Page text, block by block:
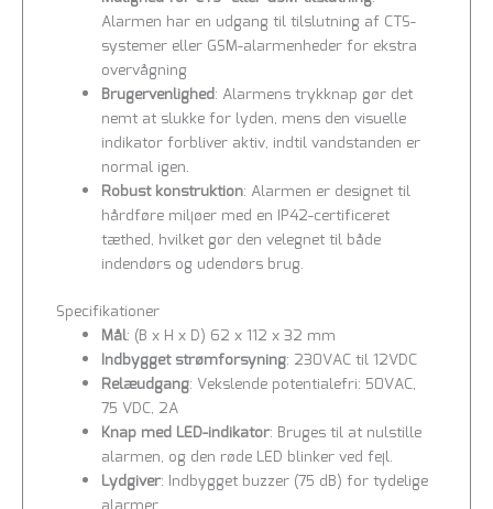
Alarmen har en udgang til tilslutning af CTS-
systemer eller GSM-alarmenheder for ekstra
overvågning
Brugervenlighed: Alarmens trykknap gør det
nemt at slukke for lyden, mens den visuelle
indikator forbliver aktiv, indtil vandstanden er
normal igen.
Robust konstruktion: Alarmen er designet til
hårdføre miljøer med en IP42-certificeret
tæthed, hvilket gør den velegnet til både
indendørs og udendørs brug.
Specifikationer
Mål: (B x H x D) 62 x 112 x 32 mm
Indbygget strømforsyning: 230VAC til 12VDC
Relæudgang: Vekslende potentialefri: 50VAC,
75 VDC, 2A
Knap med LED-indikator: Bruges til at nulstille
alarmen, og den røde LED blinker ved fejl.
Lydgiver: Indbygget buzzer (75 dB) for tydelige